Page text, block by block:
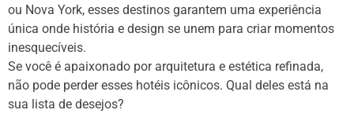
ou Nova York, esses destinos garantem uma experiência
única onde história e design se unem para criar momentos
inesquecíveis.
Se você é apaixonado por arquitetura e estética refinada,
não pode perder esses hotéis icônicos. Qual deles está na
sua lista de desejos?